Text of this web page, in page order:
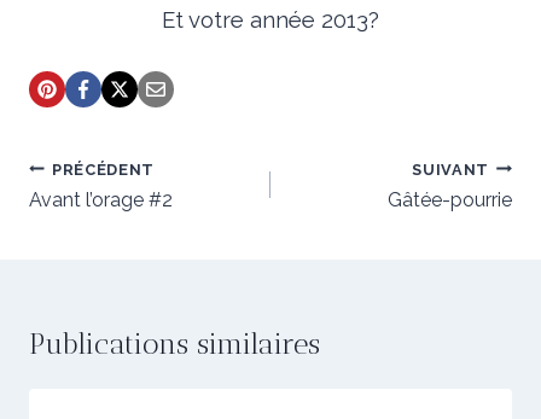
Et votre année 2013?
Navigation
de
PRÉCÉDENT
Avant l’orage #2
SUIVANT
Gâtée-pourrie
Publications similaires